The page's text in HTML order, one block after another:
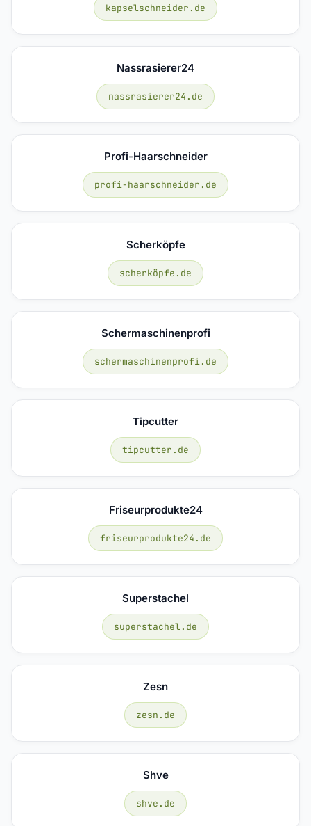
kapselschneider.de
Nassrasierer24
nassrasierer24.de
Profi-Haarschneider
profi-haarschneider.de
Scherköpfe
scherköpfe.de
Schermaschinenprofi
schermaschinenprofi.de
Tipcutter
tipcutter.de
Friseurprodukte24
friseurprodukte24.de
Superstachel
superstachel.de
Zesn
zesn.de
Shve
shve.de